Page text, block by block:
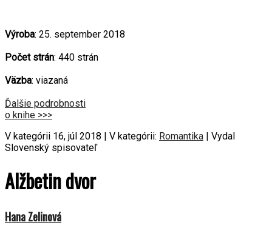
Výroba: 25. september 2018
Počet strán: 440 strán
Väzba: viazaná
Ďalšie podrobnosti
o knihe >>>
V kategórii 16, júl 2018 | V kategórii: Romantika | Vydal
Slovenský spisovateľ
Alžbetin dvor
Hana Zelinová